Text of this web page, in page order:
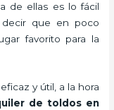
de ellas es lo fácil
que en poco
favorito para la
y útil, a la hora
de toldos en